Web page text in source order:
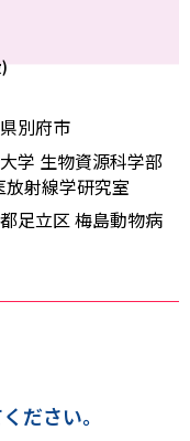
別府市
学 生物資源科学部
射線学研究室
足立区 梅島動物病
ださい。